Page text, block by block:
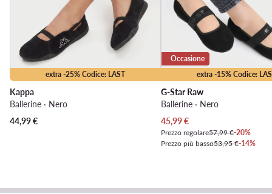
extra -25% Codice: LAST
Kappa
Ballerine · Nero
44,99€
extra -15% Codice:
Occasione
G-Star Raw
Ballerine · Nero
Prezzo attuale
45,99€
Prezzo regolare57,99 €-20%
Prezzo più basso53,95 €-14%